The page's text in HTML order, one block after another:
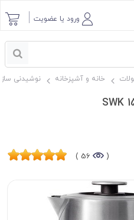
ورود یا عضویت
خانه و آشپزخانه نوشیدنی ساز
(
56 )